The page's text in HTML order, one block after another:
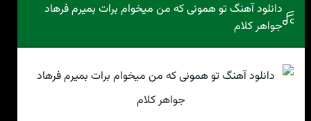
دانلود آهنگ تو همونی که من میخوام برات بمیرم فرهاد
جواهر کلام